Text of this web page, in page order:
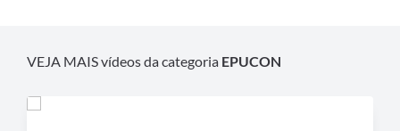
VEJA MAIS vídeos da categoria EPUCON